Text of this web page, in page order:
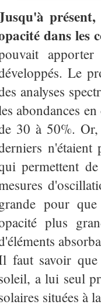
dans les
Le
analyses
abondances
30 à 50%. Or,
n'étaient
permettent
pour
plus
faut savoir que
a lui seul
situées à